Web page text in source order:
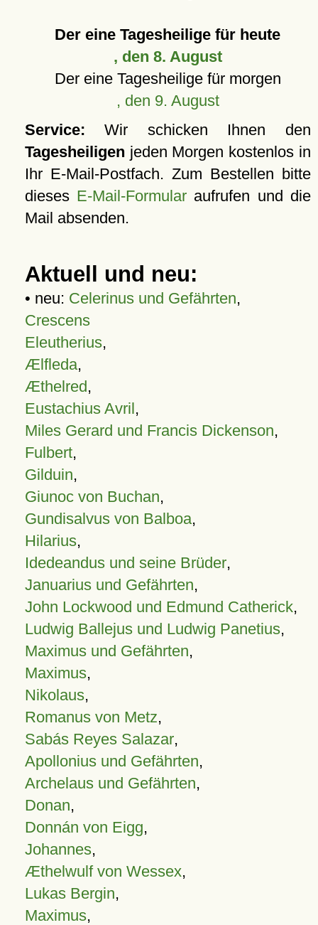
Der eine Tagesheilige für heute
, den 8. August
Der eine Tagesheilige für morgen
, den 9. August
Service: Wir schicken Ihnen den
Tagesheiligen jeden Morgen kostenlos in
Ihr E-Mail-Postfach. Zum Bestellen bitte
dieses E-Mail-Formular aufrufen und die
Mail absenden.
Aktuell und neu:
• neu: Celerinus und Gefährten,
Crescens
Eleutherius,
Ælfleda,
Æthelred,
Eustachius Avril,
Miles Gerard und Francis Dickenson,
Fulbert,
Gilduin,
Giunoc von Buchan,
Gundisalvus von Balboa,
Hilarius,
Idedeandus und seine Brüder,
Januarius und Gefährten,
John Lockwood und Edmund Catherick,
Ludwig Ballejus und Ludwig Panetius,
Maximus und Gefährten,
Maximus,
Nikolaus,
Romanus von Metz,
Sabás Reyes Salazar,
Apollonius und Gefährten,
Archelaus und Gefährten,
Donan,
Donnán von Eigg,
Johannes,
Æthelwulf von Wessex,
Lukas Bergin,
Maximus,